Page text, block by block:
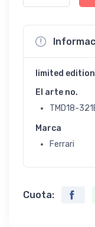
limited
El arte no.
TMD18-
Marca
Ferrari
Cuota: